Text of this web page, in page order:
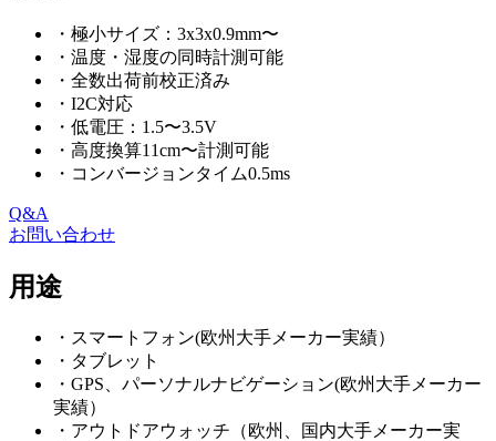
・極小サイズ：3x3x0.9mm〜
・温度・湿度の同時計測可能
・全数出荷前校正済み
・I2C対応
・低電圧：1.5〜3.5V
・高度換算11cm〜計測可能
・コンバージョンタイム0.5ms
Q&A
お問い合わせ
用途
・スマートフォン(欧州大手メーカー実績）
・タブレット
・GPS、パーソナルナビゲーション(欧州大手メーカー
実績）
・アウトドアウォッチ（欧州、国内大手メーカー実